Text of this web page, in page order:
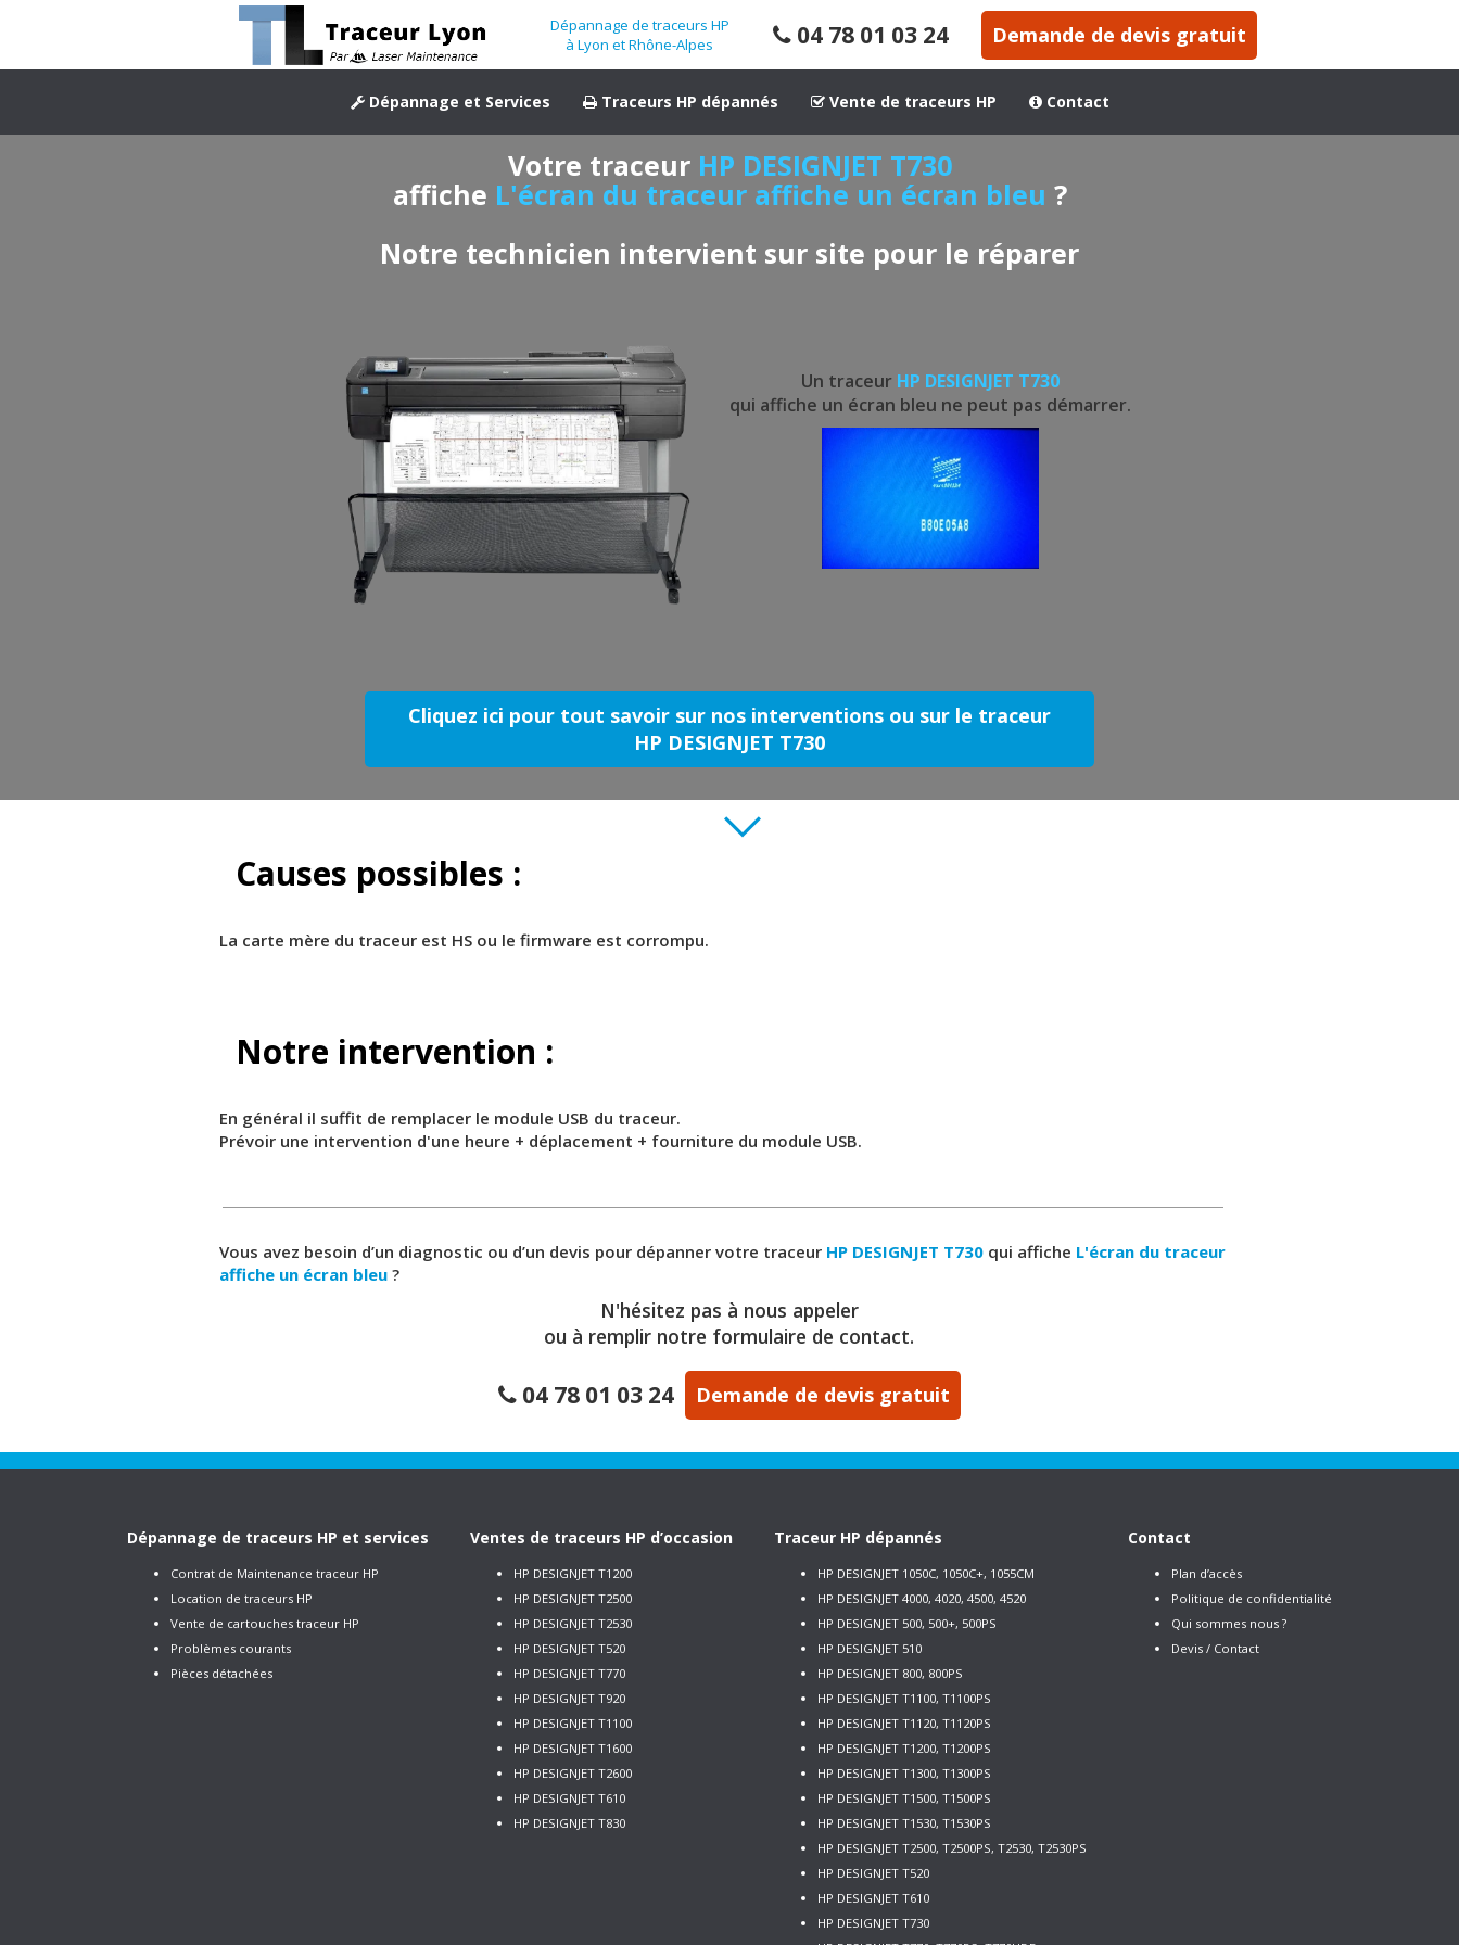
Dépannage de traceurs HP
à Lyon et Rhône-Alpes
04 78 01 03 24 Demande de devis gratuit
Dépannage et Services Traceurs HP dépannés Vente de traceurs HP Contact
Votre traceur HP DESIGNJET T730
affiche L'écran du traceur affiche un écran bleu ?
Notre technicien intervient sur site pour le réparer
Un traceur HP DESIGNJET T730
qui affiche un écran bleu ne peut pas démarrer.
Cliquez ici pour tout savoir sur nos interventions ou sur le traceur
HP DESIGNJET T730
Causes possibles :
La carte mère du traceur est HS ou le firmware est corrompu.
Notre intervention :
En général il suffit de remplacer le module USB du traceur.
Prévoir une intervention d'une heure + déplacement + fourniture du module USB.
Vous avez besoin d’un diagnostic ou d’un devis pour dépanner votre traceur HP DESIGNJET T730qui affiche L'écran du traceur
affiche un écran bleu?
N'hésitez pas à nous appeler
ou à remplir notre formulaire de contact.
04 78 01 03 24 Demande de devis gratuit
Dépannage de traceurs HP et services
Contrat de Maintenance traceur HP
Location de traceurs HP
Vente de cartouches traceur HP
Problèmes courants
Pièces détachées
Ventes de traceurs HP d’occasion
HP DESIGNJET T1200
HP DESIGNJET T2500
HP DESIGNJET T2530
HP DESIGNJET T520
HP DESIGNJET T770
HP DESIGNJET T920
HP DESIGNJET T1100
HP DESIGNJET T1600
HP DESIGNJET T2600
HP DESIGNJET T610
HP DESIGNJET T830
Traceur HP dépannés
HP DESIGNJET 1050C, 1050C+, 1055CM
HP DESIGNJET 4000, 4020, 4500, 4520
HP DESIGNJET 500, 500+, 500PS
HP DESIGNJET 510
HP DESIGNJET 800, 800PS
HP DESIGNJET T1100, T1100PS
HP DESIGNJET T1120, T1120PS
HP DESIGNJET T1200, T1200PS
HP DESIGNJET T1300, T1300PS
HP DESIGNJET T1500, T1500PS
HP DESIGNJET T1530, T1530PS
HP DESIGNJET T2500, T2500PS, T2530, T2530PS
HP DESIGNJET T520
HP DESIGNJET T610
HP DESIGNJET T730
Contact
Plan d’accès
Politique de confidentialité
Qui sommes nous ?
Devis / Contact